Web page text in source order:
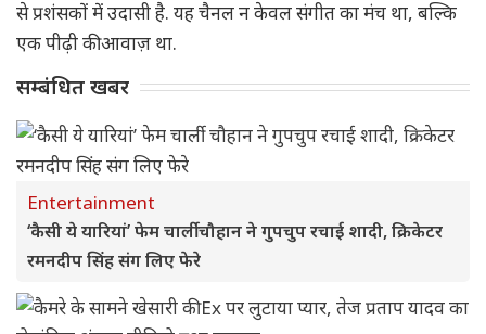
से प्रशंसकों में उदासी है. यह चैनल न केवल संगीत का मंच था, बल्कि
एक पीढ़ी की आवाज़ था.
सम्बंधित खबर
Entertainment
‘कैसी ये यारियां’ फेम चार्ली चौहान ने गुपचुप रचाई शादी, क्रिकेटर
रमनदीप सिंह संग लिए फेरे